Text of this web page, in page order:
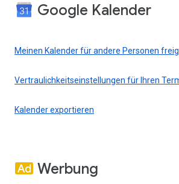
Google Kalender
Meinen Kalender für andere Personen
Vertraulichkeitseinstellungen für Ihren
Kalender exportieren
Werbung